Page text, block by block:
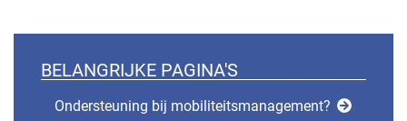
BELANGRIJKE PAGINA'S
Ondersteuning bij mobiliteitsmanagement?